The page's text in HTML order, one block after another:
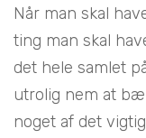
Når man skal
ting man skal
det hele samlet
utrolig nem at
noget af det